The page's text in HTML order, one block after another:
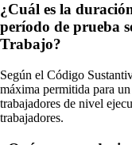
¿Cuál es la
período de prueba
Trabajo?
Según el Código
máxima permitida para
trabajadores de nivel
trabajadores.